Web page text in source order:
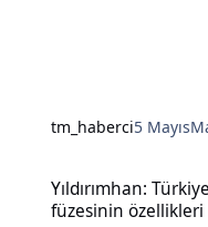
tm_haberci5 Mayıs
Yıldırımhan:
füzesinin özellikleri